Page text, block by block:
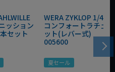
ッション
セット
WERA ZYKLOP 1/4"
コンフォートラチェ
ット(レバー式)
005600
夏セール